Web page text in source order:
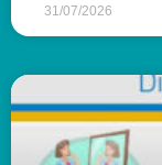
31/07/2026